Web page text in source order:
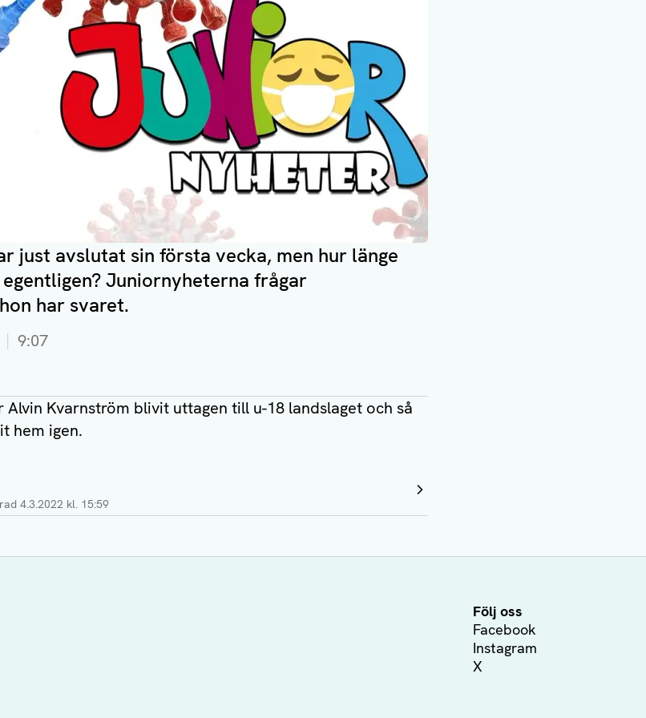
just avslutat sin första vecka, men hur länge
Juniornyheterna frågar
har svaret.
9:07
Kvarnström blivit uttagen till u-18 landslaget och så
hem igen.
4.3.2022 kl. 15:59
Följ oss
Facebook
Instagram
X